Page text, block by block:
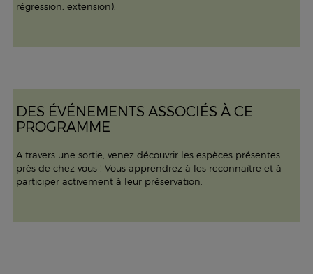
régression, extension).
DES ÉVÉNEMENTS ASSOCIÉS À CE
PROGRAMME
A travers une sortie, venez découvrir les espèces présentes
près de chez vous ! Vous apprendrez à les reconnaître et à
participer activement à leur préservation.